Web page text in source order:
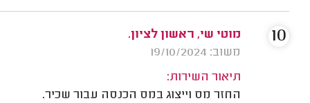
מוטי שי, ראשון לציון.
משוב: 19/10/2024
תיאור השירות:
החזר מס וייצוג במס הכנסה עבור שכיר.
10